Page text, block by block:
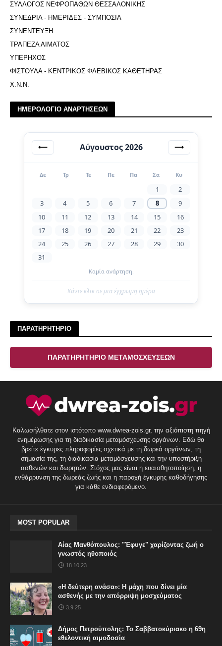
ΣΥΛΛΟΓΟΣ ΝΕΦΡΟΠΑΘΩΝ ΘΕΣΣΑΛΟΝΙΚΗΣ
ΣΥΝΕΔΡΙΑ - ΗΜΕΡΙΔΕΣ - ΣΥΜΠΟΣΙΑ
ΣΥΝΕΝΤΕΥΞΗ
ΤΡΑΠΕΖΑ ΑΙΜΑΤΟΣ
ΥΠΕΡΗΧΟΣ
ΦΙΣΤΟΥΛΑ - ΚΕΝΤΡΙΚΟΣ ΦΛΕΒΙΚΟΣ ΚΑΘΕΤΗΡΑΣ
Χ.Ν.Ν.
ΗΜΕΡΟΛΟΓΙΟ ΑΝΑΡΤΗΣΕΩΝ
⟵ Αύγουστος 2026 ⟶
Δε Τρ Τε Πε Πα Σα Κυ
1
2
3
4 5 6 7 8
9
10
11 12 13 14 15
16
17
18 19 20 21 22
23
24
25 26 27 28 29
30
31
Καμία ανάρτηση.
Κάντε κλικ σε μια έγχρωμη ημέρα
ΠΑΡΑΤΗΡΗΤΗΡΙΟ
ΠΑΡΑΤΗΡΗΤΗΡΙΟ ΜΕΤΑΜΟΣΧΕΥΣΕΩΝ
Καλωσήλθατε στον ιστότοπο www.dwrea-zois.gr, την αξιόπιστη πηγή
ενημέρωσης για τη διαδικασία μεταμόσχευσης οργάνων. Εδώ θα
βρείτε έγκυρες πληροφορίες σχετικά με τη δωρεά οργάνων, τη
σημασία της, τη διαδικασία μεταμόσχευσης και την υποστήριξη
ασθενών και δωρητών. Στόχος μας είναι η ευαισθητοποίηση, η
ενθάρρυνση της δωρεάς ζωής και η παροχή έγκυρης καθοδήγησης
για κάθε ενδιαφερόμενο.
MOST POPULAR
Αίας Μανθόπουλος: "Έφυγε" χαρίζοντας ζωή ο
γνωστός ηθοποιός
18.10.23
«Η δεύτερη ανάσα»: Η μάχη που δίνει μία
ασθενής με την απόρριψη μοσχεύματος
3.9.25
Δήμος Πετρούπολης: Το Σαββατοκύριακο η 69η
εθελοντική αιμοδοσία